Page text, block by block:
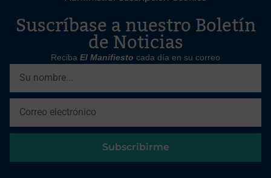
Suscríbase a nuestro Boletín
de Noticias
Reciba El Manifiesto cada día en su correo
Subscribirme